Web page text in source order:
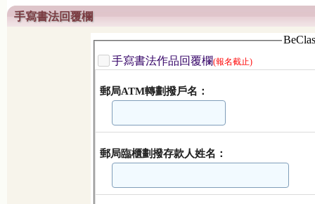
手寫書法回覆欄